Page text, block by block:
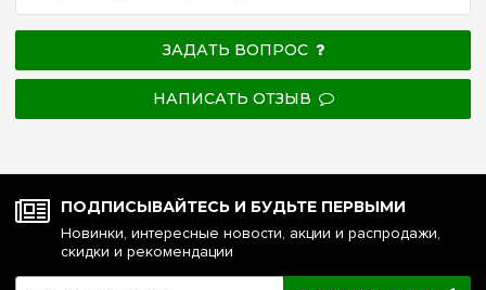
ЗАДАТЬ ВОПРОС
НАПИСАТЬ ОТЗЫВ
ПОДПИСЫВАЙТЕСЬ И БУДЬТЕ ПЕРВЫМИ
Новинки, интересные новости, акции и распродажи,
скидки и рекомендации